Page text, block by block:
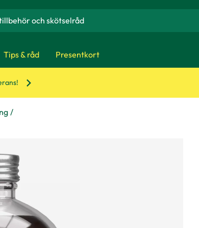
Tips & råd Presentkort